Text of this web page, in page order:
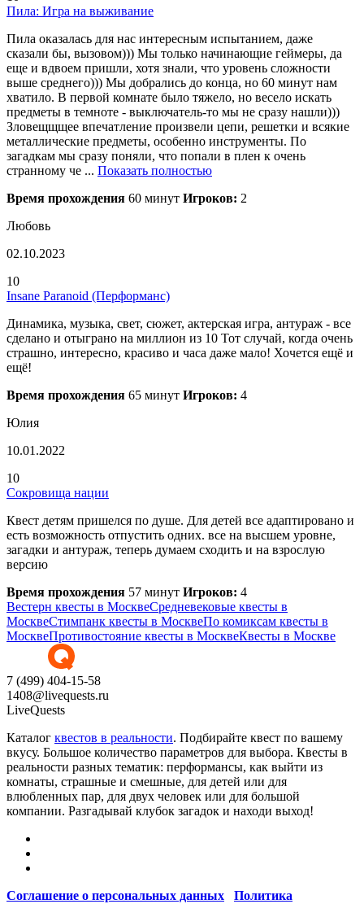
Пила: Игра на выживание
Пила оказалась для нас интересным испытанием, даже
сказали бы, вызовом))) Мы только начинающие геймеры, да
еще и вдвоем пришли, хотя знали, что уровень сложности
выше среднего))) Мы добрались до конца, но 60 минут нам
хватило. В первой комнате было тяжело, но весело искать
предметы в темноте - выключатель-то мы не сразу нашли)))
Зловещщщее впечатление произвели цепи, решетки и всякие
металлические предметы, особенно инструменты. По
загадкам мы сразу поняли, что попали в плен к очень
странному че ... Показать полностью
Время прохождения 60 минут Игроков: 2
Любовь
02.10.2023
10
Insane Paranoid (Перформанс)
Динамика, музыка, свет, сюжет, актерская игра, антураж - все
сделано и отыграно на миллион из 10 Тот случай, когда очень
страшно, интересно, красиво и часа даже мало! Хочется ещё и
ещё!
Время прохождения 65 минут Игроков: 4
Юлия
10.01.2022
10
Сокровища нации
Квест детям пришелся по душе. Для детей все адаптировано и
есть возможность отпустить одних. все на высшем уровне,
загадки и антураж, теперь думаем сходить и на взрослую
версию
Время прохождения 57 минут Игроков: 4
Вестерн квесты в МосквеСредневековые квесты в
МосквеСтимпанк квесты в МосквеПо комиксам квесты в
МосквеПротивостояние квесты в МосквеКвесты в Москве
7 (499) 404-15-58
1408@livequests.ru
LiveQuests
Каталог квестов в реальности. Подбирайте квест по вашему
вкусу. Большое количество параметров для выбора. Квесты в
реальности разных тематик: перформансы, как выйти из
комнаты, страшные и смешные, для детей или для
влюбленных пар, для двух человек или для большой
компании. Разгадывай клубок загадок и находи выход!
Соглашение о персональных данных Политика